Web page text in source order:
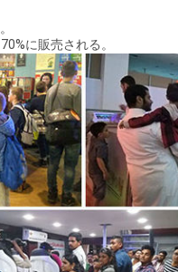
に販売される。